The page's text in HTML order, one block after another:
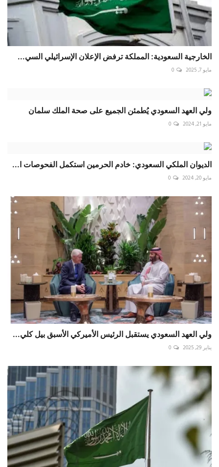
الخارجية السعودية: المملكة ترفض الإعلان الإسرائيلي السي...
مايو 7, 2025 0
ولي العهد السعودي يُطمئن الجميع على صحة الملك سلمان
مايو 21, 2024 0
الديوان الملكي السعودي: خادم الحرمين استكمل الفحوصات ا...
مايو 20, 2024 0
ولي العهد السعودي يستقبل الرئيس الأميركي الأسبق بيل كلي...
يناير 29, 2025 0